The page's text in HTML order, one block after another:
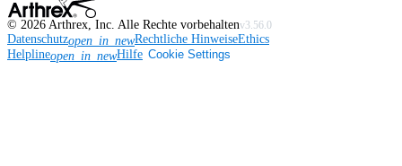
© 2026 Arthrex, Inc. Alle Rechte vorbehaltenv3.56.0
Datenschutzopen_in_newRechtliche HinweiseEthics
Helplineopen_in_newHilfe Cookie Settings